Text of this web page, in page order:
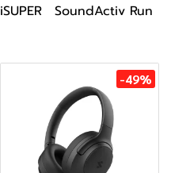
iSUPER SoundActiv Run
-49%